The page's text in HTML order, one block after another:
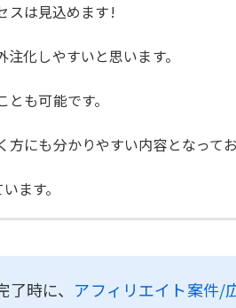
スは見込めます!
化しやすいと思います。
も可能です。
にも分かりやすい内容となって
ます。
時に、 アフィリエイト案件/